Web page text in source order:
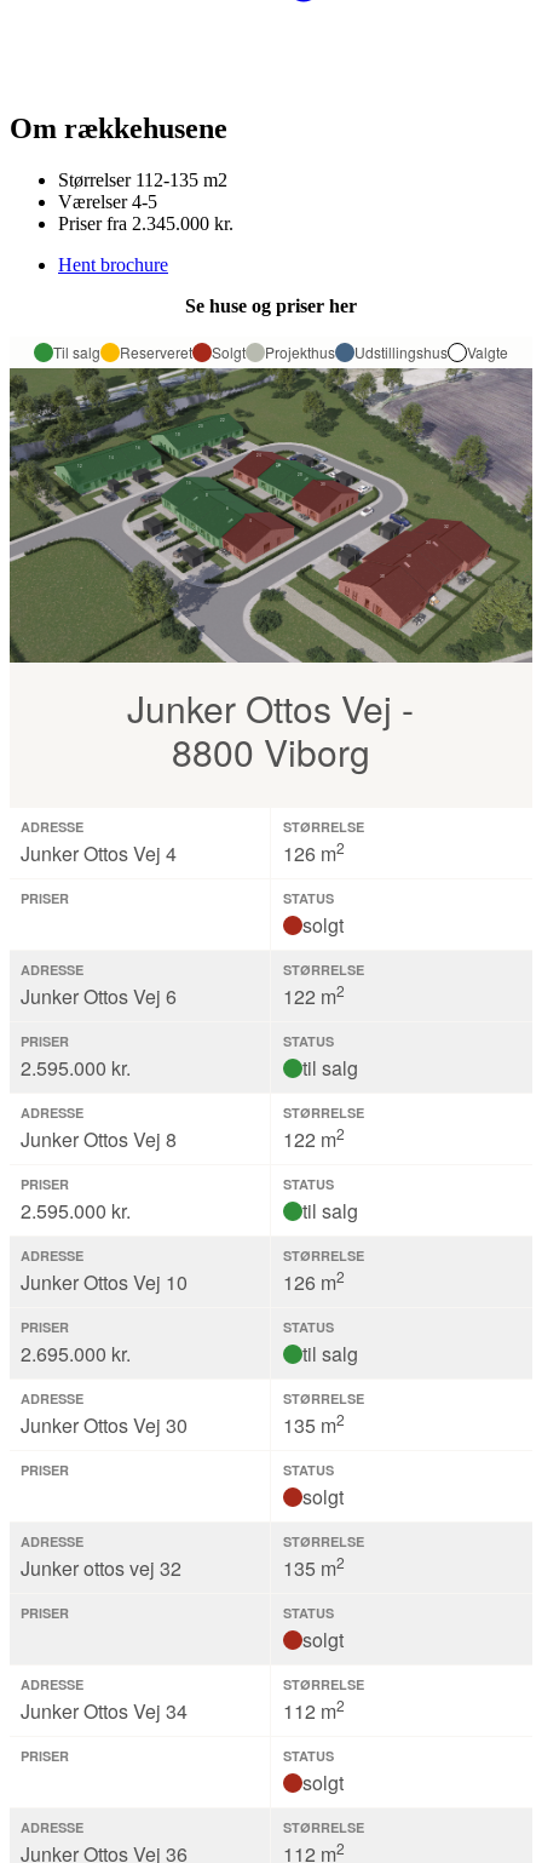
Om rækkehusene
Størrelser 112-135 m2
Værelser 4-5
Priser fra 2.345.000 kr.
Hent brochure
Se huse og priser her